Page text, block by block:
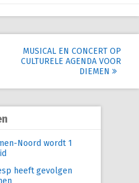
MUSICAL EN CONCERT OP
CULTURELE AGENDA VOOR
DIEMEN
Noord wordt 1
heeft gevolgen